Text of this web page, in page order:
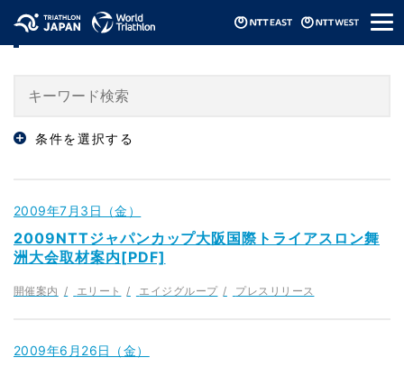
メ
ニ
「プレスリリース」のニュース
条件を選択する
2009年7月3日（金）
2009NTTジャパンカップ大阪国際トライアスロン舞
洲大会取材案内[PDF]
開催案内 エリート エイジグループ プレスリリース
2009年6月26日（金）